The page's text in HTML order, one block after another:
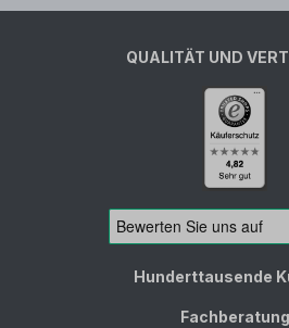
QUALITÄT UND
Hunderttausende
Fachberatung